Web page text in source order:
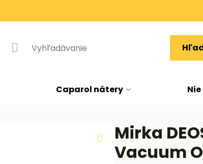
Caparol nátery
Mirka
Vacuum